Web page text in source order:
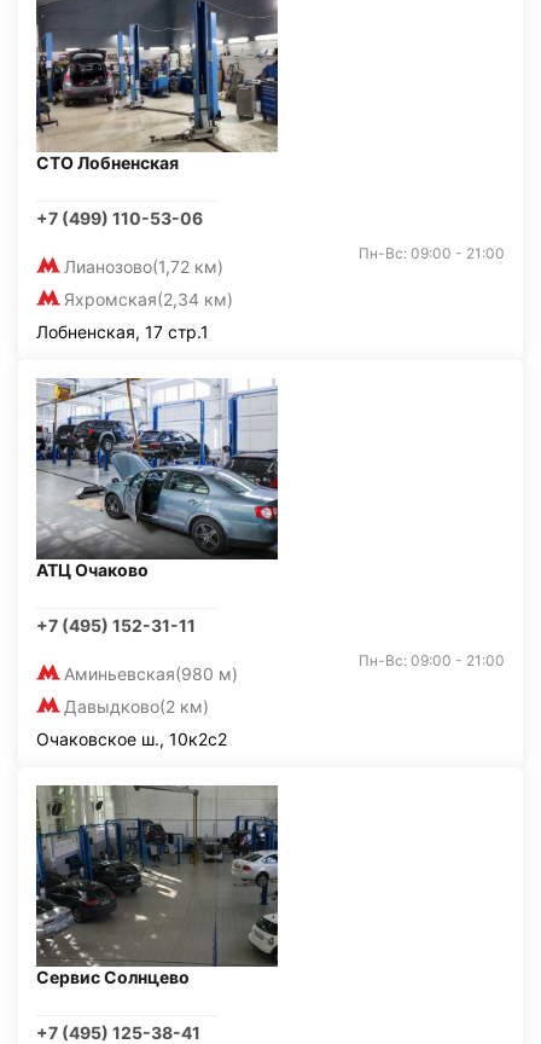
СТО Лобненская
+7 (499) 110-53-06
Лианозово(1,72 км)
Яхромская(2,34 км)
Пн-Вс: 09:00 - 21:00
Лобненская, 17 стр.1
АТЦ Очаково
+7 (495) 152-31-11
Аминьевская(980 м)
Давыдково(2 км)
Пн-Вс: 09:00 - 21:00
Очаковское ш., 10к2с2
Сервис Солнцево
+7 (495) 125-38-41